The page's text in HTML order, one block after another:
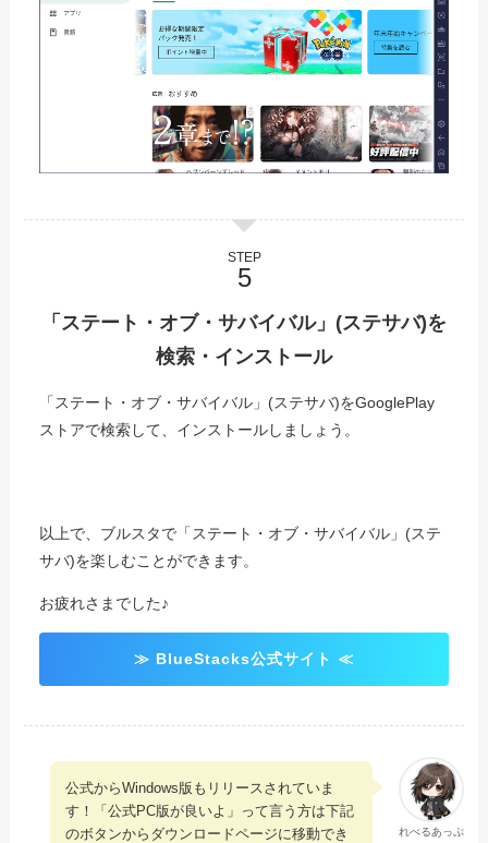
STEP
「ステート・オブ・サバイバル」(ステサバ)を
検索・インストール
「ステート・オブ・サバイバル」(ステサバ)をGooglePlay
ストアで検索して、インストールしましょう。
以上で、ブルスタで「ステート・オブ・サバイバル」(ステ
サバ)を楽しむことができます。
お疲れさまでした♪
≫ BlueStacks公式サイト ≪
れべるあっぷ
公式からWindows版もリリースされていま
す！「公式PC版が良いよ」って言う方は下記
のボタンからダウンロードページに移動でき